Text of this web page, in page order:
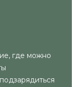
где можно